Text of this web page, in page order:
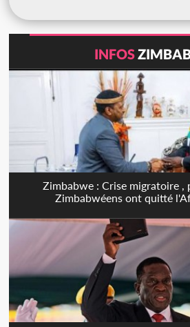
INFOS
Zimbabwe : Crise migratoire ,
Zimbabwéens ont quitté